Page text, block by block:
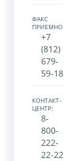
ФАКС
ПРИЕМНОЙ:
+7
(812)
679-
59-18
КОНТАКТ-
ЦЕНТР:
8-
800-
222-
22-22